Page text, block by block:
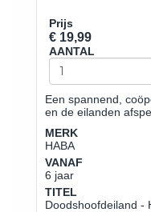
Prijs
€ 19,99
AANTAL
Een spannend,
en de eilanden
MERK
HABA
VANAF
6 jaar
TITEL
Doodshoofdeiland -